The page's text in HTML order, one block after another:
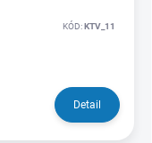
KÓD:KTV_11
Detail